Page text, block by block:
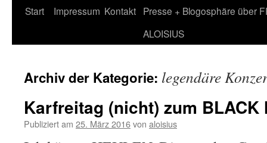
Zum
Start Impressum Kontakt Presse + Blogosphäre über
ALOISIUS
Archiv der Kategorie: legendäre
Karfreitag (nicht) zum BLACK
Publiziert am 25. März 2016von aloisius